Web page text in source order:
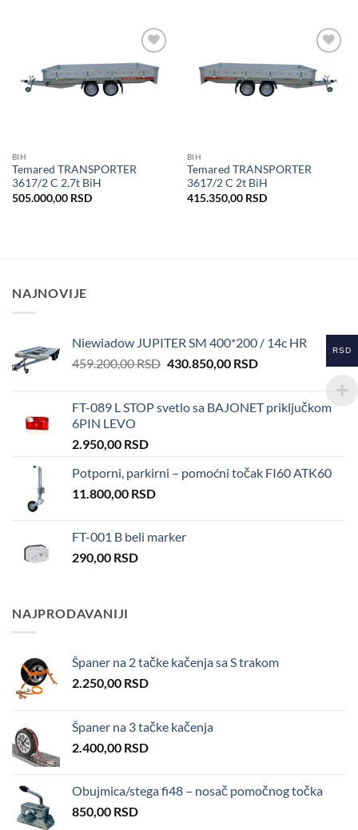
Dodaj
u listu
želja
BIH
Temared TRANSPORTER
3617/2 C 2,7t BiH
505.000,00 RSD
u listu
želja
BIH
Temared TRANSPORTER
3617/2 C 2t BiH
415.350,00 RSD
NAJNOVIJE
Niewiadow JUPITER SM 400*200 / 14c HR
459.200,00RSD Original
459.200,00 RSD.
430.850,00 RSDCurrent
430.850,00 RSD.
FT-089 L STOP svetlo sa BAJONET priključkom
6PIN LEVO
2.950,00 RSD
Potporni, parkirni – pomoćni točak FI60 ATK60
11.800,00 RSD
FT-001 B beli marker
290,00 RSD
NAJPRODAVANIJI
Španer na 2 tačke kačenja sa S trakom
2.250,00 RSD
Španer na 3 tačke kačenja
2.400,00 RSD
Obujmica/stega fi48 – nosač pomočnog točka
850,00 RSD
RSD